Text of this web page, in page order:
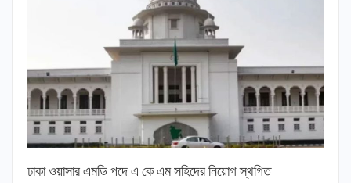
ঢাকা ওয়াসার এমডি পদে এ কে এম সহিদের নিয়োগ স্থগিত